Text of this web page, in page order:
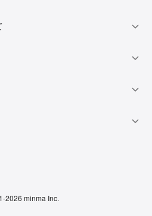
2026 minma Inc.